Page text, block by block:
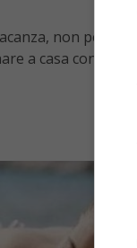
non per
a casa con...